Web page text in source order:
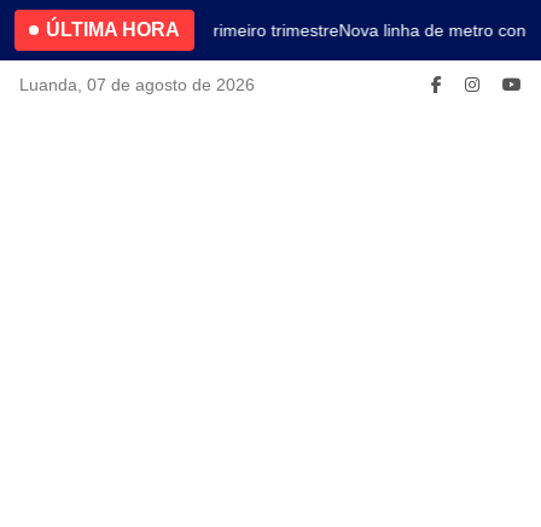
ÚLTIMA HORA4.2% no primeiro trimestreNova linha de metro
Luanda, 07 de agosto de 2026